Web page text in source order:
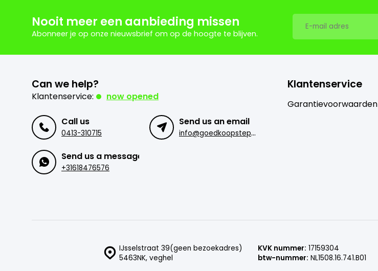
Nooit meer een aanbieding missen
Abonneer je op onze nieuwsbrief om op de hoogte te blijven.
Can we help?
Klantenservice: now opened
Call us
0413-310715
Send us an email
i
nfo@goedkoopsteprinter.nl
Send us a message
+31618476576
Klantenservice
Garantievoorwaarden
IJsselstraat 39(geen bezoekadres)
5463NK, veghel
KVK nummer: 17159304
btw-nummer: NL1508.16.741.B01